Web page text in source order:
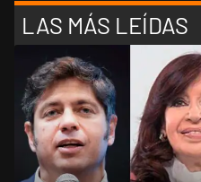
LAS MÁS LEÍDAS